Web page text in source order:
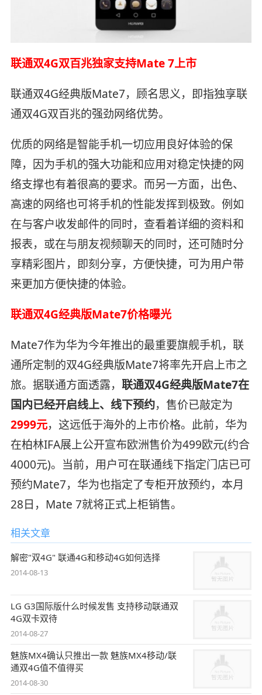
联通双4G双百兆独家支持Mate 7上市
联通双4G经典版Mate7，顾名思义，即指独享联
通双4G双百兆的强劲网络优势。
优质的网络是智能手机一切应用良好体验的保
障，因为手机的强大功能和应用对稳定快捷的网
络支撑也有着很高的要求。而另一方面，出色、
高速的网络也可将手机的性能发挥到极致。例如
在与客户收发邮件的同时，查看着详细的资料和
报表，或在与朋友视频聊天的同时，还可随时分
享精彩图片，即刻分享，方便快捷，可为用户带
来更加方便快捷的体验。
联通双4G经典版Mate7价格曝光
Mate7作为华为今年推出的最重要旗舰手机，联
通所定制的双4G经典版Mate7将率先开启上市之
旅。据联通方面透露， 联通双4G经典版Mate7在
国内已经开启线上、线下预约，售价已敲定为
2999元，这远低于海外的上市价格。此前，华为
在柏林IFA展上公开宣布欧洲售价为499欧元(约合
4000元)。当前，用户可在联通线下指定门店已可
预约Mate7，华为也指定了专柜开放预约，本月
28日，Mate 7就将正式上柜销售。
相关文章
解密"双4G" 联通4G和移动4G如何选择
2014-08-13
LG G3国际版什么时候发售 支持移动联通双
4G双卡双待
2014-08-27
魅族MX4确认只推出一款 魅族MX4移动/联
通双4G值不值得买
2014-08-30